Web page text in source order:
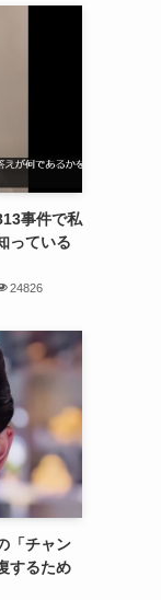
事件で私
っている
24826
「チャン
するため